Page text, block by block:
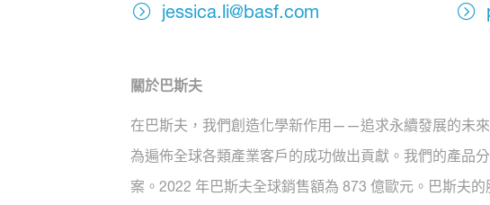
jessica.li@basf.com
關於巴斯夫
在巴斯夫，我們創造化學新作用——追求永續發展的未
為遍佈全球各類產業客戶的成功做出貢獻。我們的產品
案。2022 年巴斯夫全球銷售額為 873 億歐元。巴斯夫